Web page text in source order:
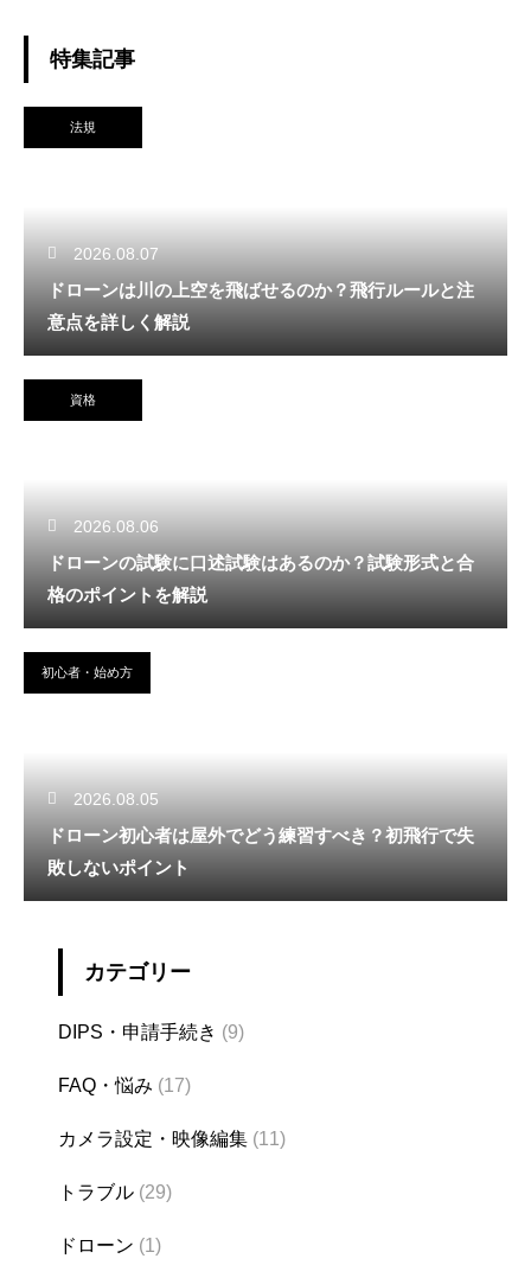
特集記事
法規
2026.08.07
ドローンは川の上空を飛ばせるのか？飛行ルールと注
意点を詳しく解説
資格
2026.08.06
ドローンの試験に口述試験はあるのか？試験形式と合
格のポイントを解説
初心者・始め方
2026.08.05
ドローン初心者は屋外でどう練習すべき？初飛行で失
敗しないポイント
カテゴリー
DIPS・申請手続き (9)
FAQ・悩み (17)
カメラ設定・映像編集 (11)
トラブル (29)
ドローン (1)